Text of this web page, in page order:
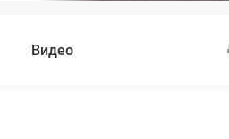
Видео